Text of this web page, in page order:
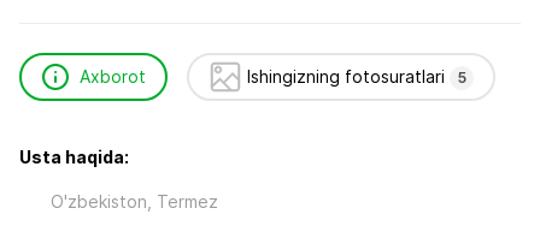
Axborot Ishingizning fotosuratlari 5
Usta haqida:
O'zbekiston, Termez